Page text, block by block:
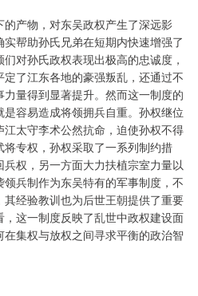
产物，对东吴政权产生了深远影
帮助孙氏兄弟在短期内快速增强了
对孙氏政权表现出极高的忠诚度，
了江东各地的豪强叛乱，还通过不
量得到显著提升。然而这一制度的
容易造成将领拥兵自重。孙权继位
太守李术公然抗命，迫使孙权不得
专权，孙权采取了一系列制约措
权，另一方面大力扶植宗室力量以
兵制作为东吴特有的军事制度，不
经验教训也为后世王朝提供了重要
这一制度反映了乱世中政权建设面
集权与放权之间寻求平衡的政治智